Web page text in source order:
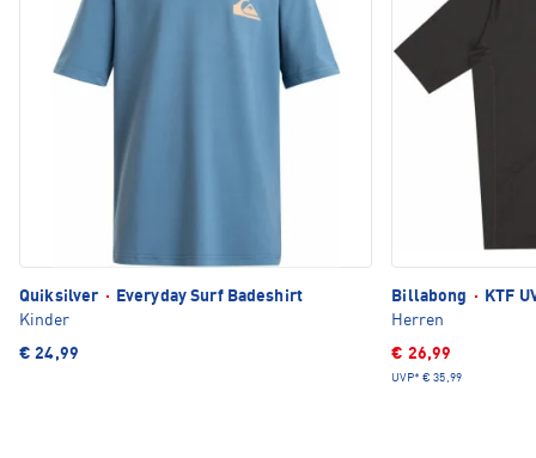
Quiksilver ·
Everyday Surf Badeshirt
Kinder
€ 24,99
Billabong ·
KTF
Herren
€ 26,99
UVP* € 35,99